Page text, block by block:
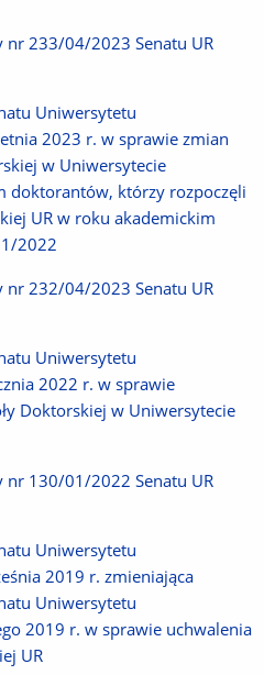
nr 233/04/2023 Senatu UR
Uniwersytetu
2023 r. w sprawie zmian
w Uniwersytecie
doktorantów, którzy rozpoczęli
UR w roku akademickim
2022
nr 232/04/2023 Senatu UR
Uniwersytetu
2022 r. w sprawie
Doktorskiej w Uniwersytecie
nr 130/01/2022 Senatu UR
Uniwersytetu
2019 r. zmieniająca
Uniwersytetu
2019 r. w sprawie uchwalenia
UR